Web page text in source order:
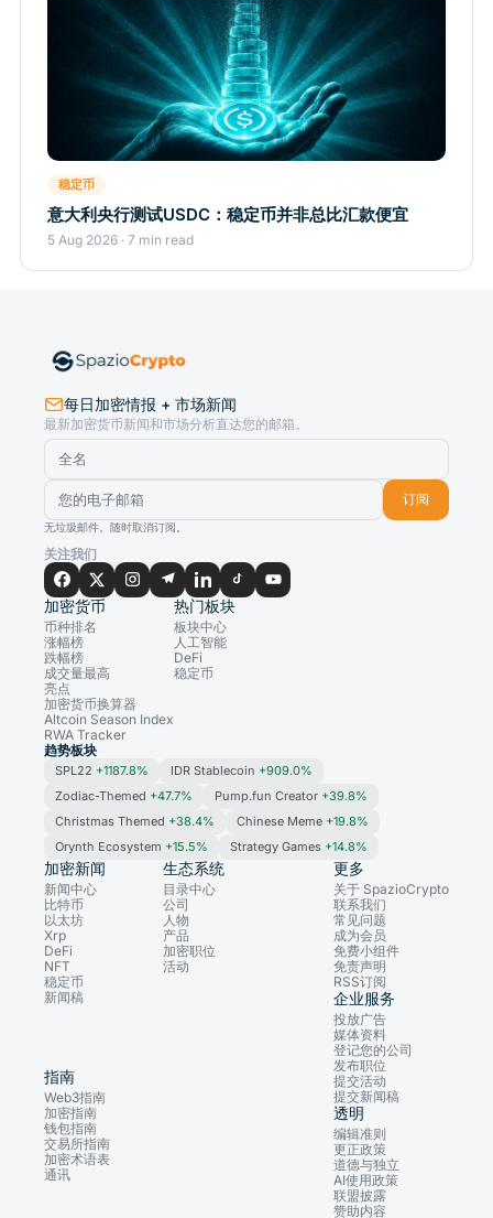
稳定币
意大利央行测试USDC：稳定币并非总比汇款便宜
5 Aug 2026 · 7 min read
每日加密情报 + 市场新闻
最新加密货币新闻和市场分析直达您的邮箱。
订阅
无垃圾邮件。随时取消订阅。
关注我们
加密货币
币种排名
涨幅榜
跌幅榜
成交量最高
亮点
加密货币换算器
Altcoin Season Index
RWA Tracker
热门板块
板块中心
人工智能
DeFi
稳定币
趋势板块
SPL22 +1187.8% IDR Stablecoin +909.0%
Zodiac-Themed +47.7% Pump.fun Creator +39.8%
Christmas Themed +38.4% Chinese Meme +19.8%
Orynth Ecosystem +15.5% Strategy Games +14.8%
加密新闻
新闻中心
比特币
以太坊
Xrp
DeFi
NFT
稳定币
新闻稿
生态系统
目录中心
公司
人物
产品
加密职位
活动
指南
Web3指南
加密指南
钱包指南
交易所指南
加密术语表
通讯
更多
关于 SpazioCrypto
联系我们
常见问题
成为会员
免费小组件
免责声明
RSS订阅
企业服务
投放广告
媒体资料
登记您的公司
发布职位
提交活动
提交新闻稿
透明
编辑准则
更正政策
道德与独立
AI使用政策
联盟披露
赞助内容